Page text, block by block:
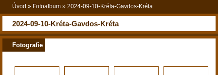
Úvod » Fotoalbum » 2024-09-10-Kréta-Gavdos-Kréta
2024-09-10-Kréta-Gavdos-Kréta
Fotografie